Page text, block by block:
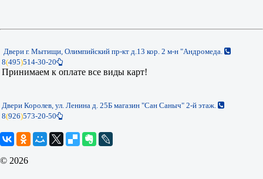
Двери г. Мытищи, Олимпийский пр-кт д.13 кор. 2 м-н "Андромеда.
8(495)514-30-20
Принимаем к оплате все виды карт!
Двери Королев, ул. Ленина д. 25Б магазин "Сан Саныч" 2-й этаж.
8(926)573-20-50
© 2026